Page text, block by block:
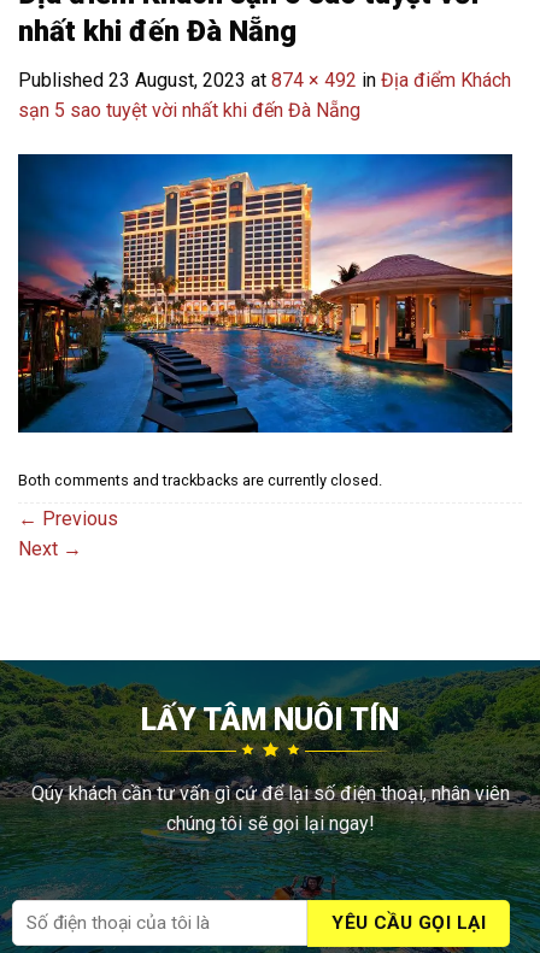
nhất khi đến Đà Nẵng
Published 23 August, 2023 at 874 × 492 in Địa điểm Khách
sạn 5 sao tuyệt vời nhất khi đến Đà Nẵng
Both comments and trackbacks are currently closed.
← Previous
Next →
LẤY TÂM NUÔI TÍN
Qúy khách cần tư vấn gì cứ để lại số điện thoại, nhân viên
chúng tôi sẽ gọi lại ngay!